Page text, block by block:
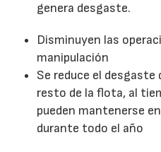
genera desgaste.
Disminuyen las
manipulación
Se reduce el desgaste
resto de la flota, al
pueden mantenerse
durante todo el año